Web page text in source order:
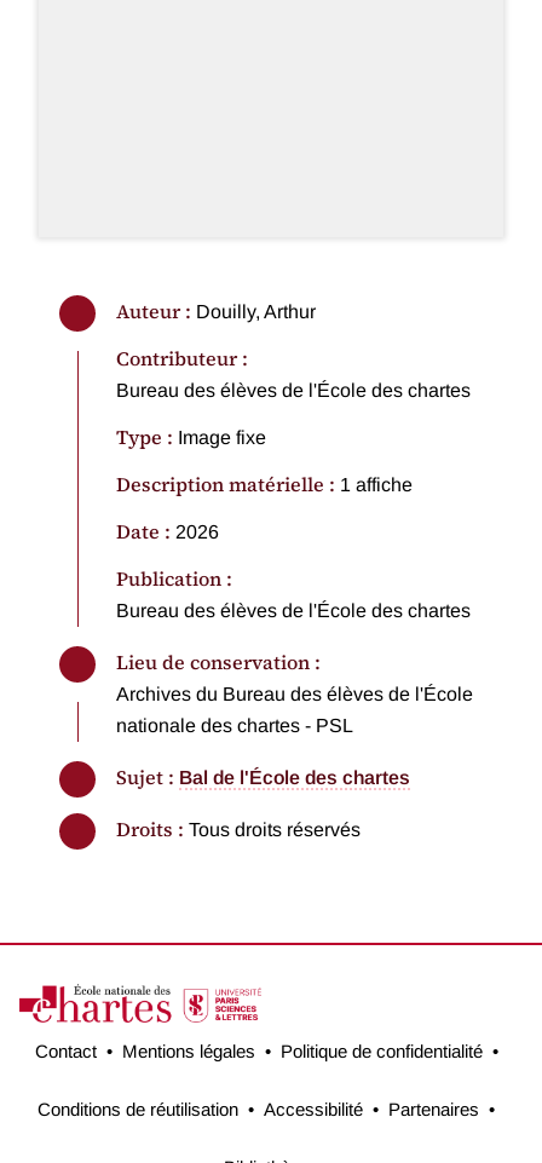
Auteur : Douilly, Arthur
Contributeur :
Bureau des élèves de l'École des chartes
Type : Image fixe
Description matérielle : 1 affiche
Date : 2026
Publication :
Bureau des élèves de l'École des chartes
Lieu de conservation :
Archives du Bureau des élèves de l'École
nationale des chartes - PSL
Sujet : Bal de l'École des chartes
Droits : Tous droits réservés
Contact Mentions légales Politique de confidentialité
Conditions de réutilisation Accessibilité Partenaires